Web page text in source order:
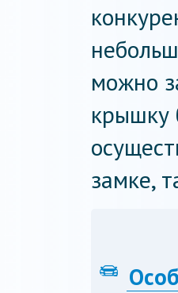
можно
крышку
замке,